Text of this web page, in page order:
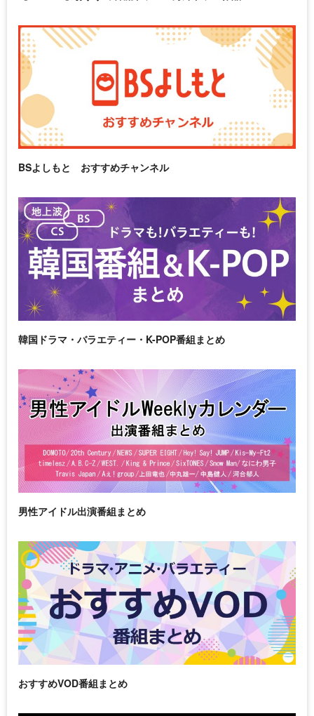
BSよしもと おすすめチャンネル
韓国ドラマ・バラエティー・K-POP番組まとめ
男性アイドル出演番組まとめ
おすすめVOD番組まとめ